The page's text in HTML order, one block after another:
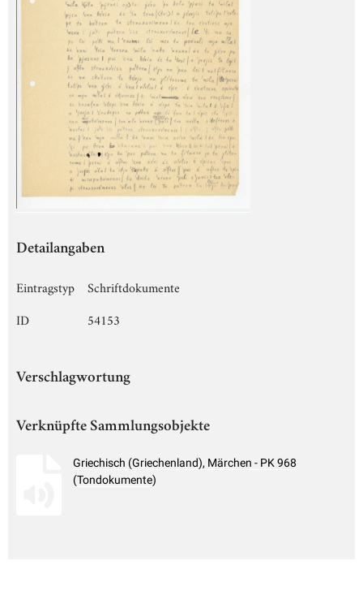
Detailangaben
Eintragstyp
Schriftdokumente
ID
54153
Verschlagwortung
Verknüpfte Sammlungsobjekte
Griechisch (Griechenland), Märchen - PK 968
(Tondokumente)